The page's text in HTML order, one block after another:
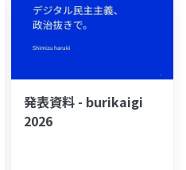
発表資料 - burikaigi
2026